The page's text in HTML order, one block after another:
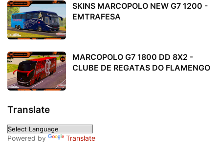
SKINS MARCOPOLO NEW G7 1200 -
EMTRAFESA
MARCOPOLO G7 1800 DD 8X2 -
CLUBE DE REGATAS DO FLAMENGO
Translate
Powered by Translate